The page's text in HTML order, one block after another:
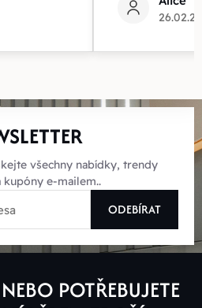
všechny nabídky, trendy
kupóny e-mailem..
ODEBÍRAT
POTŘEBUJETE